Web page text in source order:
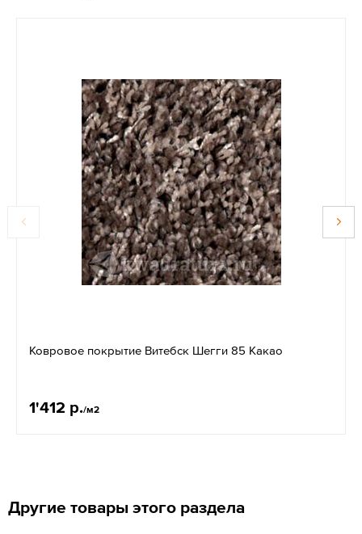
Ковровое покрытие Витебск Шегги 85 Какао
1'412 р./м2
Другие товары этого раздела